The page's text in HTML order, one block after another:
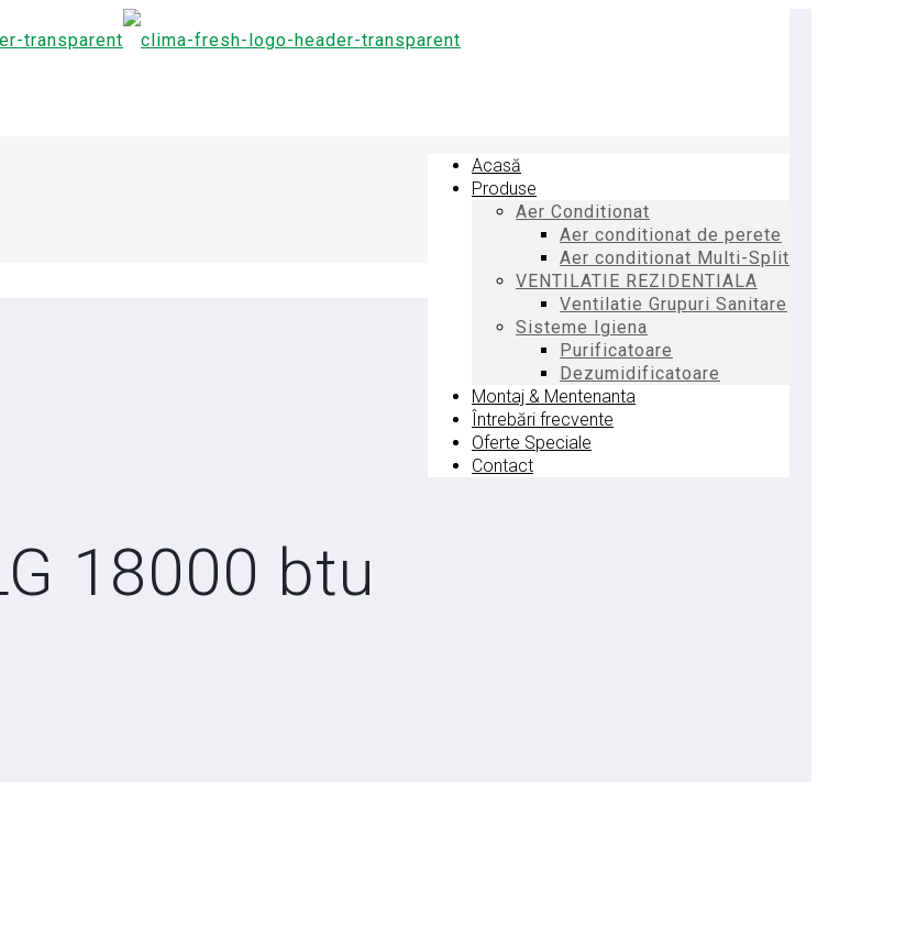
Acasă
Produse
Aer Conditionat
Aer conditionat de perete
Aer conditionat Multi-Split
VENTILATIE REZIDENTIALA
Ventilatie Grupuri Sanitare
Sisteme Igiena
Purificatoare
Dezumidificatoare
Montaj & Mentenanta
Întrebări frecvente
Oferte Speciale
Contact
18000 btu